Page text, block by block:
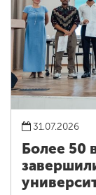
31.07.2026
Более 50